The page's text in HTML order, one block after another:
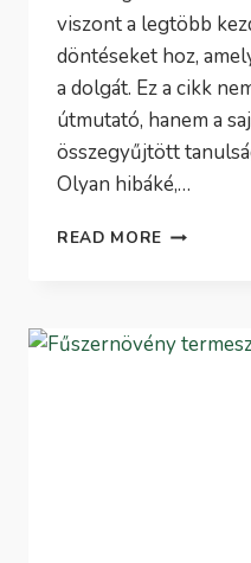
viszont a legtöbb
döntéseket hoz,
a dolgát. Ez a cikk
útmutató, hanem a
összegyűjtött
Olyan hibáké,…
READ MORE
RONTJÁK
EL